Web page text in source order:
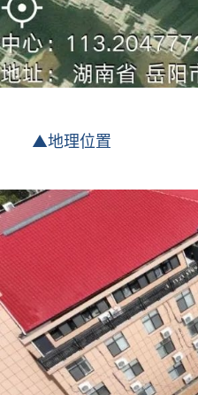
▲地理位置